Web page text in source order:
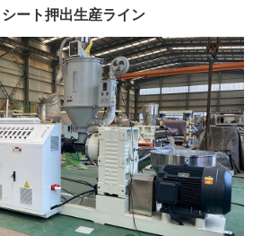
ート押出生産ライン